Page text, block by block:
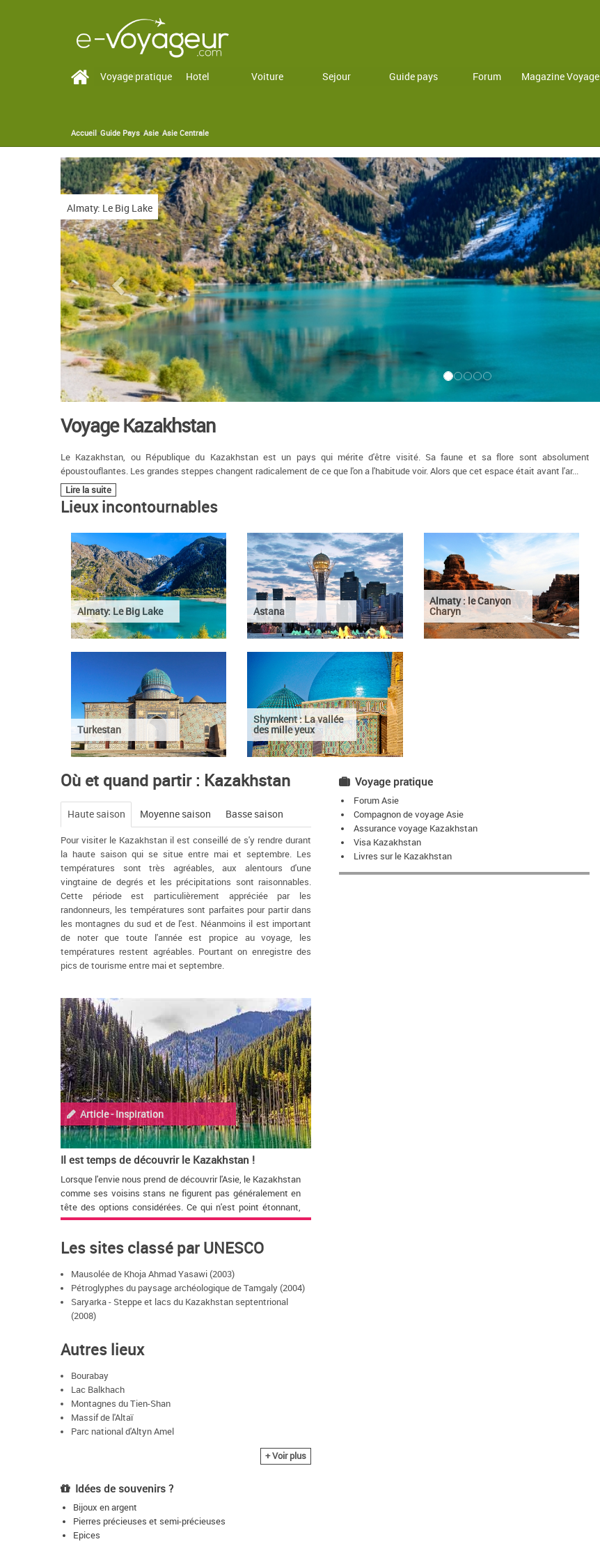
Vol Hotel Voiture Sejour Guide pays Forum Magazine Voyage
Voyage pratique
You are here
Accueil»Guide Pays»Asie»Asie Centrale
Previous
Voyage Kazakhstan
Le Kazakhstan, ou République du Kazakhstan est un pays qui mérite d'être visité. Sa faune et sa flore sont absolument
époustouflantes. Les grandes steppes changent radicalement de ce que l'on a l'habitude voir. Alors que cet espace était avant l'ar...
Lire la suite
Lieux incontournables
Almaty: Le Big Lake Astana
Almaty : le Canyon
Charyn
Turkestan
Shymkent : La vallée
des mille yeux
Où et quand partir : Kazakhstan
Haute saison Moyenne saison Basse saison
Pour visiter le Kazakhstan il est conseillé de s'y rendre durant
la haute saison qui se situe entre mai et septembre. Les
températures sont très agréables, aux alentours d'une
vingtaine de degrés et les précipitations sont raisonnables.
Cette période est particulièrement appréciée par les
randonneurs, les températures sont parfaites pour partir dans
les montagnes du sud et de l'est. Néanmoins il est important
de noter que toute l'année est propice au voyage, les
températures restent agréables. Pourtant on enregistre des
pics de tourisme entre mai et septembre.
Article - Inspiration
Il est temps de découvrir le Kazakhstan !
Lorsque l'envie nous prend de découvrir l'Asie, le Kazakhstan
comme ses voisins stans ne figurent pas généralement en
tête des options considérées. Ce qui n'est point étonnant,
car après tout, que sait-on de ce pays ou même de l'Asie
Les sites classé par UNESCO
Mausolée de Khoja Ahmad Yasawi (2003)
Pétroglyphes du paysage archéologique de Tamgaly (2004)
Saryarka - Steppe et lacs du Kazakhstan septentrional
(2008)
Autres lieux
Bourabay
Lac Balkhach
Montagnes du Tien-Shan
Massif de l'Altaï
Parc national d'Altyn Amel
+ Voir plus
Idées de souvenirs ?
Bijoux en argent
Pierres précieuses et semi-précieuses
Epices
Voyage pratique
Forum Asie
Compagnon de voyage Asie
Assurance voyage Kazakhstan
Visa Kazakhstan
Livres sur le Kazakhstan